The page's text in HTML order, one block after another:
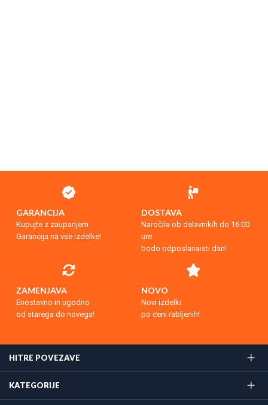
GARANCIJA
Kupujte z zaupanjem
Garancija na vse izdelke!
DOSTAVA
Naročila ob delavnikih do 16:00
ure
bodo odposlanaisti dan!
ZAMENJAVA
Enostavno in ugodno
od starega do novega!
NOVO
Novi izdelki
po ceni rabljenih!
HITRE POVEZAVE
KATEGORIJE